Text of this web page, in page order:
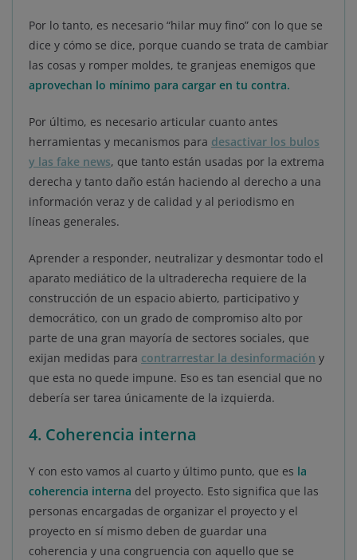
Por lo tanto, es necesario “hilar muy fino” con lo que se
dice y cómo se dice, porque cuando se trata de cambiar
las cosas y romper moldes, te granjeas enemigos que
aprovechan lo mínimo para cargar en tu contra.
Por último, es necesario articular cuanto antes
herramientas y mecanismos para desactivar los bulos
y las fake news, que tanto están usadas por la extrema
derecha y tanto daño están haciendo al derecho a una
información veraz y de calidad y al periodismo en
líneas generales.
Aprender a responder, neutralizar y desmontar todo el
aparato mediático de la ultraderecha requiere de la
construcción de un espacio abierto, participativo y
democrático, con un grado de compromiso alto por
parte de una gran mayoría de sectores sociales, que
exijan medidas para contrarrestar la desinformación y
que esta no quede impune. Eso es tan esencial que no
debería ser tarea únicamente de la izquierda.
4. Coherencia interna
Y con esto vamos al cuarto y último punto, que es la
coherencia interna del proyecto. Esto significa que las
personas encargadas de organizar el proyecto y el
proyecto en sí mismo deben de guardar una
coherencia y una congruencia con aquello que se